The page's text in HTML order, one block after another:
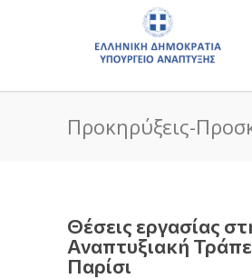
Προκηρύξεις-
Θέσεις εργασίας
Αναπτυξιακή
Παρίσι